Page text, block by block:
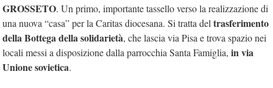
GROSSETO. Un primo, importante tassello verso la realizzazione di
una nuova “casa” per la Caritas diocesana. Si tratta del trasferimento
della Bottega della solidarietà, che lascia via Pisa e trova spazio nei
locali messi a disposizione dalla parrocchia Santa Famiglia, in via
Unione sovietica.